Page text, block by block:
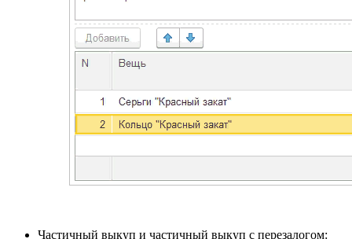
Частичный выкуп и частичный выкуп с перезалогом: